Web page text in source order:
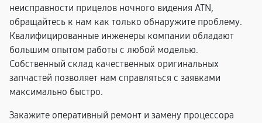
неисправности прицелов ночного видения ATN,
обращайтесь к нам как только обнаружите проблему.
Квалифицированные инженеры компании обладают
большим опытом работы с любой моделью.
Собственный склад качественных оригинальных
запчастей позволяет нам справляться с заявками
максимально быстро.
Закажите оперативный ремонт и замену процессора